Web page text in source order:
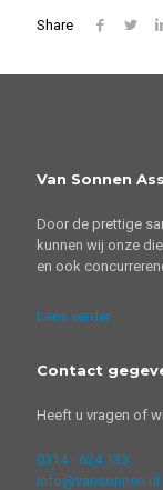
Share
Van Sonnen
Door de prettige
kunnen wij onze
en ook
Lees verder
Contact
Heeft u vragen of
0314 - 624 133
info@vansonnen.nl